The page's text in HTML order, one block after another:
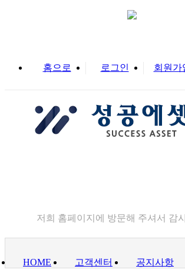
홈으로 로그인 회원가
저희 홈페이지에 방문해 주셔서 감
HOME 고객센터 공지사항